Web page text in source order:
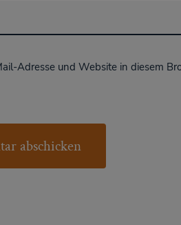
Adresse und Website in diesem